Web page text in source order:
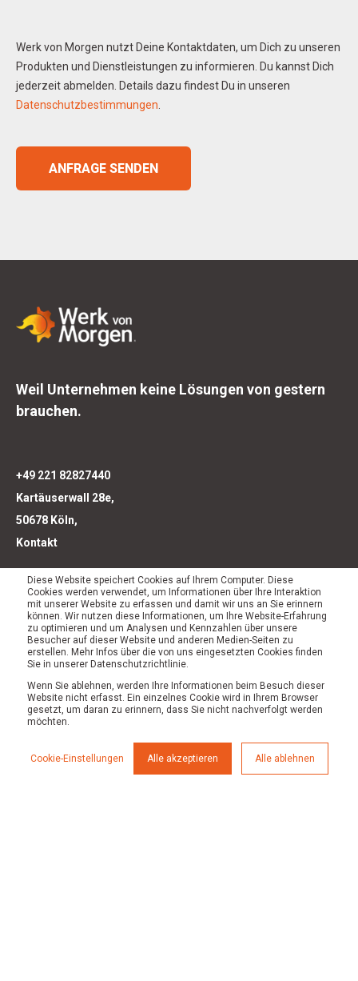
Diese Website speichert Cookies auf Ihrem Computer. Diese
Cookies werden verwendet, um Informationen über Ihre Interaktion
mit unserer Website zu erfassen und damit wir uns an Sie erinnern
können. Wir nutzen diese Informationen, um Ihre Website-Erfahrung
zu optimieren und um Analysen und Kennzahlen über unsere
Besucher auf dieser Website und anderen Medien-Seiten zu
erstellen. Mehr Infos über die von uns eingesetzten Cookies finden
Sie in unserer Datenschutzrichtlinie.
Wenn Sie ablehnen, werden Ihre Informationen beim Besuch dieser
Website nicht erfasst. Ein einzelnes Cookie wird in Ihrem Browser
gesetzt, um daran zu erinnern, dass Sie nicht nachverfolgt werden
möchten.
Cookie-Einstellungen Alle akzeptieren Alle ablehnen
Werk von Morgen nutzt Deine Kontaktdaten, um Dich zu unseren
Produkten und Dienstleistungen zu informieren. Du kannst Dich
jederzeit abmelden. Details dazu findest Du in unseren
Datenschutzbestimmungen
Weil Unternehmen keine Lösungen von gestern
brauchen.
+49 221 82827440
Kartäuserwall 28e,
50678 Köln,
Kontakt
Leistungen
Strategie
Preise
Über uns
Karriere